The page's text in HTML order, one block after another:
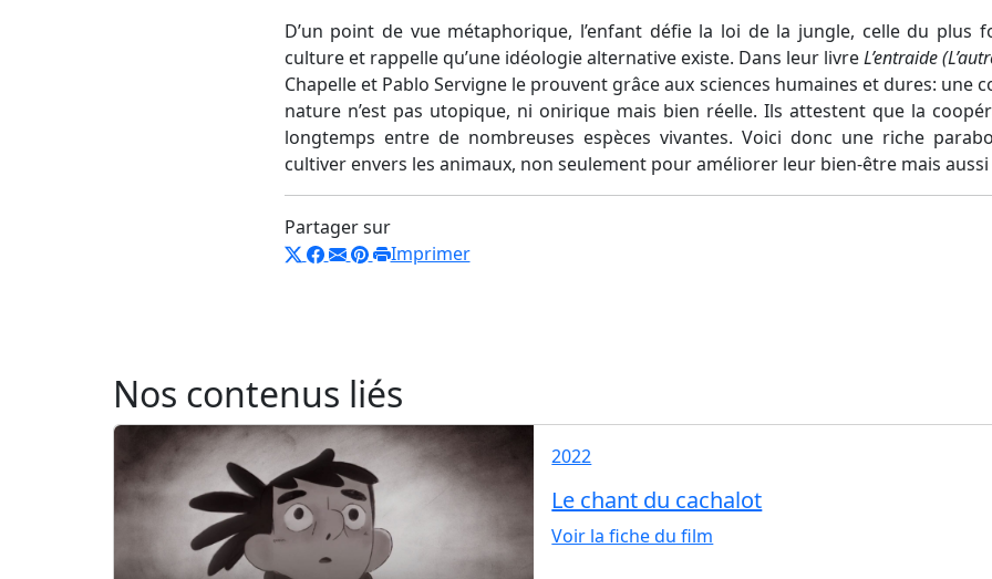
D’un point de vue métaphorique, l’enfant défie la loi de la jungle, celle du plus
culture et rappelle qu’une idéologie alternative existe. Dans leur livreL’entraide
Chapelle et Pablo Servigne le prouvent grâce aux sciences humaines et dures: une
nature n’est pas utopique, ni onirique mais bien réelle. Ils attestent que la
longtemps entre de nombreuses espèces vivantes. Voici donc une riche
cultiver envers les animaux, non seulement pour améliorer leur bien-être mais
Partager sur
Imprimer
Nos contenus liés
2022
Le chant du cachalot
Voir la fiche du film